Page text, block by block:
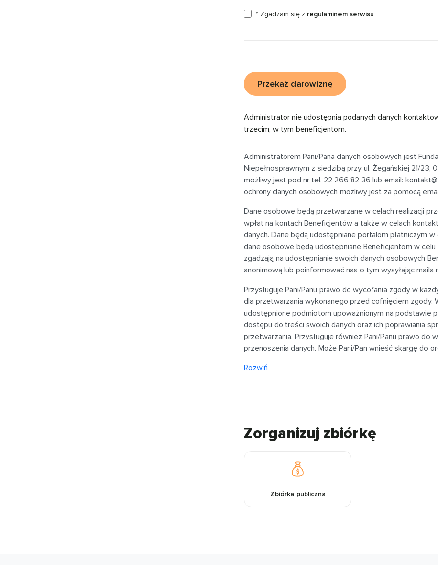
* Zgadzam się z regulaminem serwisu.
Przekaż darowiznę
Administrator nie udostępnia podanych danych
trzecim, w tym beneficjentom.
Administratorem Pani/Pana danych osobowych jest
Niepełnosprawnym z siedzibą przyul. Żegańskiej 21/23,
możliwy jest pod nr tel. 22 266 82 36 lub email:
ochrony danych osobowych możliwy jest za pomocą
Dane osobowe będą przetwarzane w celach realizacji
wpłat na kontach Beneficjentów a także w celach
danych. Dane będą udostępniane portalom płatniczym
dane osobowe będą udostępniane Beneficjentom w
zgadzają na udostępnianie swoich danych osobowych
anonimową lub poinformować nas o tym wysyłając maila
Przysługuje Pani/Panu prawo do wycofania zgody w
dla przetwarzania wykonanego przed cofnięciem zgody.
udostępnione podmiotom upoważnionym na podstawie
dostępu do treści swoich danych oraz ich poprawiania
przetwarzania. Przysługuje również Pani/Panu prawo do
przenoszenia danych. Może Pani/Pan wnieść skargę do
Rozwiń
Zorganizuj zbiórkę
Zbiórka publiczna